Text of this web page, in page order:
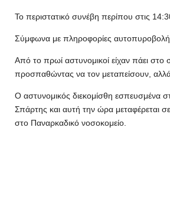
Το περιστατικό συνέβη περίπου στις
Σύμφωνα με πληροφορίες
Από το πρωί αστυνομικοί είχαν πάει στο
προσπαθώντας να τον μεταπείσουν,
Ο αστυνομικός διεκομίσθη εσπευσμένα
Σπάρτης και αυτή την ώρα μεταφέρεται
στο Παναρκαδικό νοσοκομείο.